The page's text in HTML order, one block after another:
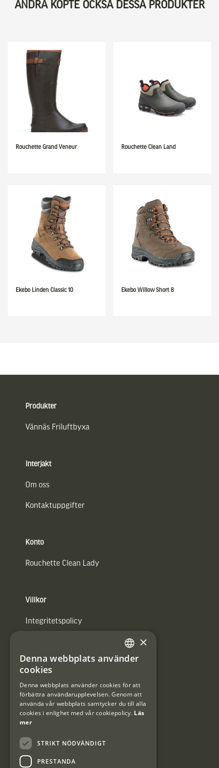
ANDRA KÖPTE OCKSÅ DESSA PRODUKTER
Rouchette Grand Veneur Rouchette Clean Land
Ekebo Linden Classic 10 Ekebo Willow Short 8
Produkter
Vännäs Friluftbyxa
Interjakt
Om oss
Kontaktuppgifter
Konto
Rouchette Clean Lady
Villkor
Integritetspolicy
#Interjaktfamily
Kundklubb
Information om kundklubben.
SWEDISH
×
Denna webbplats använder
cookies
Denna webbplats använder cookies för att
förbättra användarupplevelsen. Genom att
använda vår webbplats samtycker du till alla
cookies i enlighet med vår cookiepolicy. Läs
mer
STRIKT NÖDVÄNDIGT
PRESTANDA